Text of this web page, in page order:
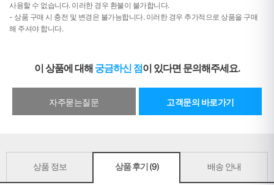
사용할 수 없습니다. 이러한 경우 환불이 불가합니다.
- 상품 구매 시 충전 및 변경은 불가능합니다. 이러한 경우 추가적으로 상품을 구매
해 주셔야 합니다.
이 상품에 대해 궁금하신 점이 있다면 문의해주세요.
자주묻는질문 고객문의 바로가기
상품 정보 상품 후기(9) 배송 안내